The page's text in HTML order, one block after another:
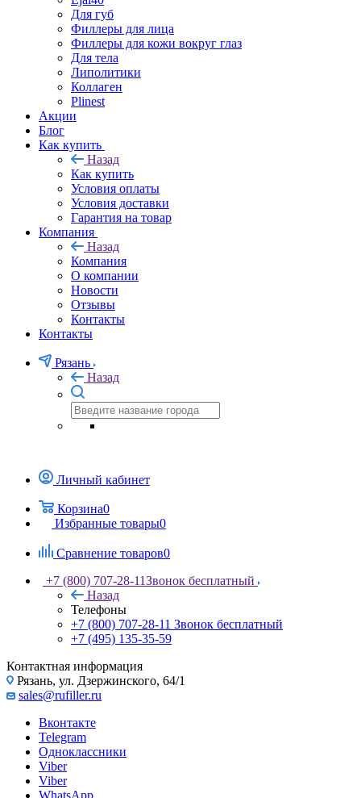
Amalain
Tesoro
Promoitalia
Ejal40
Для губ
Филлеры для лица
Филлеры для кожи вокруг глаз
Для тела
Липолитики
Plinest
Акции
Блог
Как купить
Назад
Как купить
Условия оплаты
Условия доставки
Гарантия на товар
Компания
Назад
Компания
О компании
Новости
Контакты
Контакты
Рязань
Назад
Личный кабинет
Корзина0
Избранные товары
Сравнение товаров
+7 (800) 707-28-11Звонок бесплатный
Назад
Телефоны
+7 (800) 707-28-11 Звонок бесплатный
+7 (495) 135-35-59
Контактная информация
Рязань, ул. Дзержинского, 64/1
sales@rufiller.ru
Вконтакте
Telegram